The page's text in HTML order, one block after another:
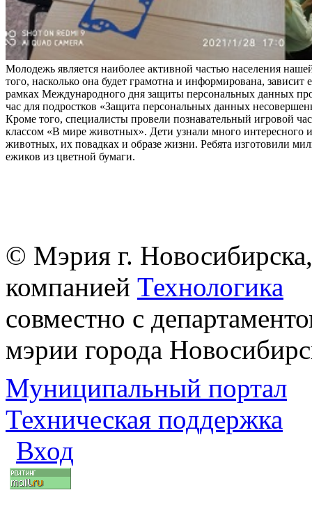
Молодежь является наиболее активной частью населения
того, насколько она будет грамотна и информирована, зависит
рамках Международного дня защиты персональных данных
час для подростков «Защита персональных данных
Кроме того, специалисты провели познавательный игровой
классом «В мире животных». Дети узнали много интересного
животных, их повадках и образе жизни. Ребята изготовили
ежиков из цветной бумаги.
© Мэрия г.
компанией Технологика
совместно с
мэрии города
Муниципальный портал
Техническая поддержка
Вход